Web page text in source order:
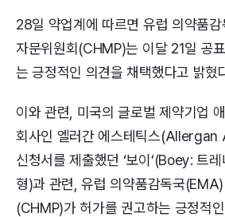
28일 약업계에 따르면 유럽 의약품
자문위원회(CHMP)는 이달 21일 공
는 긍정적인 의견을 채택했다고 밝혔
이와 관련, 미국의 글로벌 제약기업
회사인 엘러간 에스테틱스
신청서를 제출했던 ‘보이’(Boey: 트
형)과 관련, 유럽 의약품감독국
(CHMP)가 허가를 권고하는 긍정적